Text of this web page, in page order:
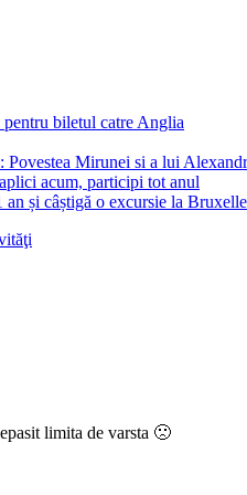
biletul catre Anglia
Mirunei si a lui
acum, participi tot anul
și câștigă o excursie la
limita de varsta 🙁